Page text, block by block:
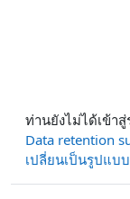
ท่านยังไม่ได้เข้า
Data retention
เปลี่ยนเป็นรูปแบ